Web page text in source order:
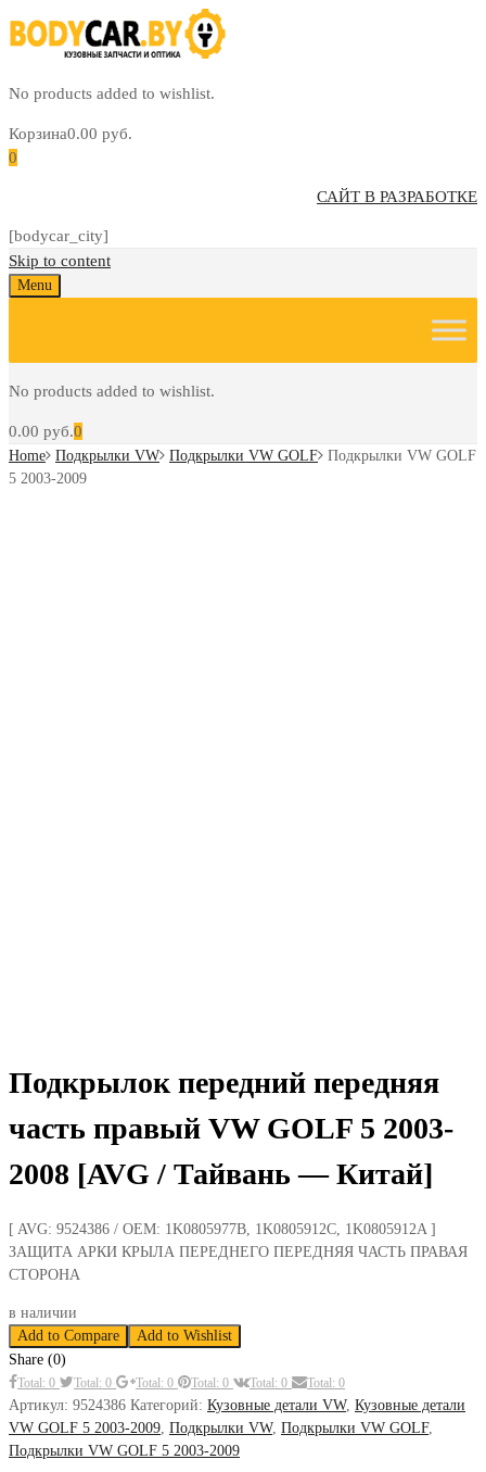
No products added to wishlist.
Корзина0.00 руб.
0
САЙТ В РАЗРАБОТКЕ
[bodycar_city]
Skip to content
Menu
No products added to wishlist.
0.00 руб.0
Home Подкрылки VW Подкрылки VW GOLF Подкрылки VW GOLF
5 2003-2009
Подкрылок передний передняя
часть правый VW GOLF 5 2003-
2008 [AVG / Тайвань — Китай]
[ AVG: 9524386 / OEM: 1K0805977B, 1K0805912C, 1K0805912A ]
ЗАЩИТА АРКИ КРЫЛА ПЕРЕДНЕГО ПЕРЕДНЯЯ ЧАСТЬ ПРАВАЯ
СТОРОНА
в наличии
Add to Compare
Add to Wishlist
Share (0)
Total: 0 Total: 0 Total: 0 Total: 0 Total: 0 Total: 0
Артикул: 9524386 Категорий: Кузовные детали VW, Кузовные детали
VW GOLF 5 2003-2009 Подкрылки VW, Подкрылки VW GOLF,
Подкрылки VW GOLF 5 2003-2009